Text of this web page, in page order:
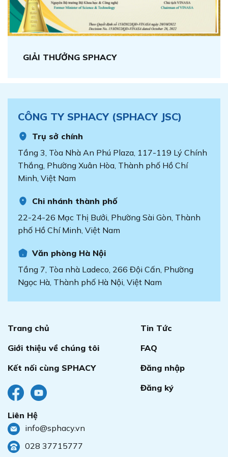
GIẢI THƯỞNG SPHACY
CÔNG TY SPHACY (SPHACY JSC)
Trụ sở chính
Tầng 3, Tòa Nhà An Phú Plaza, 117-119 Lý Chính
Thắng, Phường Xuân Hòa, Thành phố Hồ Chí
Minh, Việt Nam
Chi nhánh thành phố
22-24-26 Mạc Thị Bưởi, Phường Sài Gòn, Thành
phố Hồ Chí Minh, Việt Nam
Văn phòng Hà Nội
Tầng 7, Tòa nhà Ladeco, 266 Đội Cấn, Phường
Ngọc Hà, Thành phố Hà Nội, Việt Nam
Trang chủ
Giới thiệu về chúng tôi
Kết nối cùng SPHACY
Liên Hệ
info@sphacy.vn
028 37715777
Tin Tức
FAQ
Đăng nhập
Đăng ký